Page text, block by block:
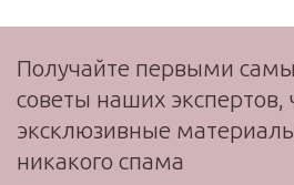
Получайте первыми
советы наших экспертов,
эксклюзивные
никакого спама